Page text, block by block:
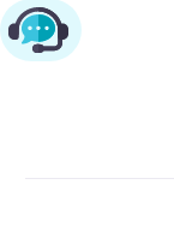
پارس‌کدرز